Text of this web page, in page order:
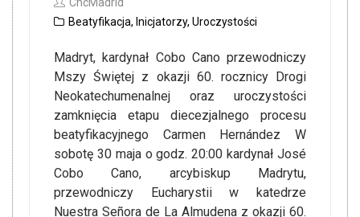
Beatyfikacja, Inicjatorzy, Uroczystości
Madryt, kardynał Cobo Cano przewodniczy
Mszy Świętej z okazji 60. rocznicy Drogi
Neokatechumenalnej oraz uroczystości
zamknięcia etapu diecezjalnego procesu
beatyfikacyjnego Carmen Hernández W
sobotę 30 maja o godz. 20:00 kardynał José
Cobo Cano, arcybiskup Madrytu,
przewodniczy Eucharystii w katedrze
Nuestra Señora de La Almudena z okazji 60.